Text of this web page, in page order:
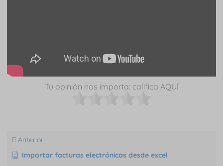
Tu opinión nos importa: califica AQUÍ
Anterior
Importar facturas electrónicas desde excel